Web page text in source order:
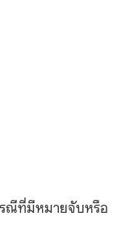
ณีที่มีหมายจับหรือ